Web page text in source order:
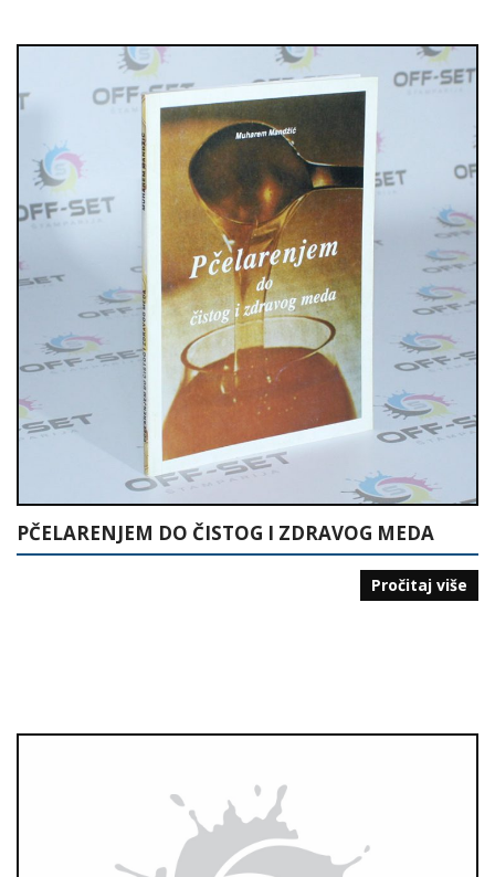
PČELARENJEM DO ČISTOG I ZDRAVOG MEDA
Pročitaj više